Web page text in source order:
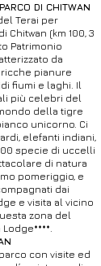
DI CHITWAN
Terai per
(km 100, 3
Patrimonio
da
pianure
fiumi e laghi. Il
più celebri del
della tigre
unicorno. Ci
elefanti indiani,
specie di uccelli
di natura
pomeriggio, e
dai
e visita al vicino
zona del
con visite ed